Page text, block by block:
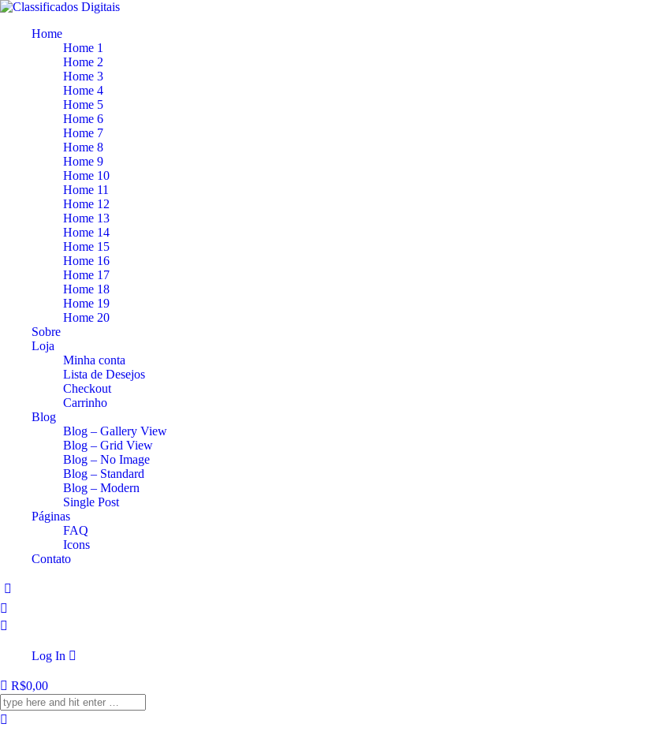
Home
Home 1
Home 2
Home 3
Home 4
Home 5
Home 6
Home 7
Home 8
Home 9
Home 10
Home 11
Home 12
Home 13
Home 14
Home 15
Home 16
Home 17
Home 18
Home 19
Home 20
Sobre
Loja
Minha conta
Lista de Desejos
Checkout
Carrinho
Blog
Blog – Gallery View
Blog – Grid View
Blog – No Image
Blog – Standard
Blog – Modern
Single Post
Páginas
FAQ
Icons
Contato
Log In
R$0,00